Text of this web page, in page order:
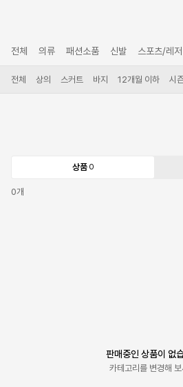
전체 의류 패션소품 신발 스포츠/레저
전체 상의 스커트 바지 12개월 이하 시
상품 0
0개
판매중인 상품이 없
카테고리를 변경해